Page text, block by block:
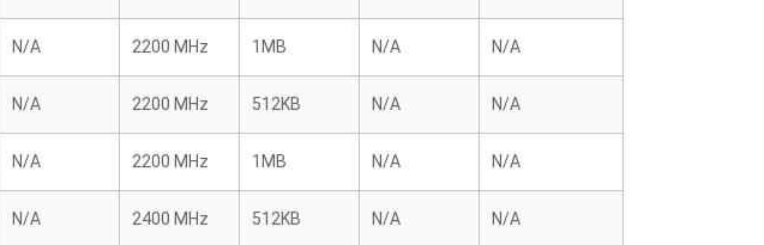
N/A 2200 MHz 1MB N/A N/A
N/A 2200 MHz 512KB N/A N/A
N/A 2200 MHz 1MB N/A N/A
N/A 2400 MHz 512KB N/A N/A